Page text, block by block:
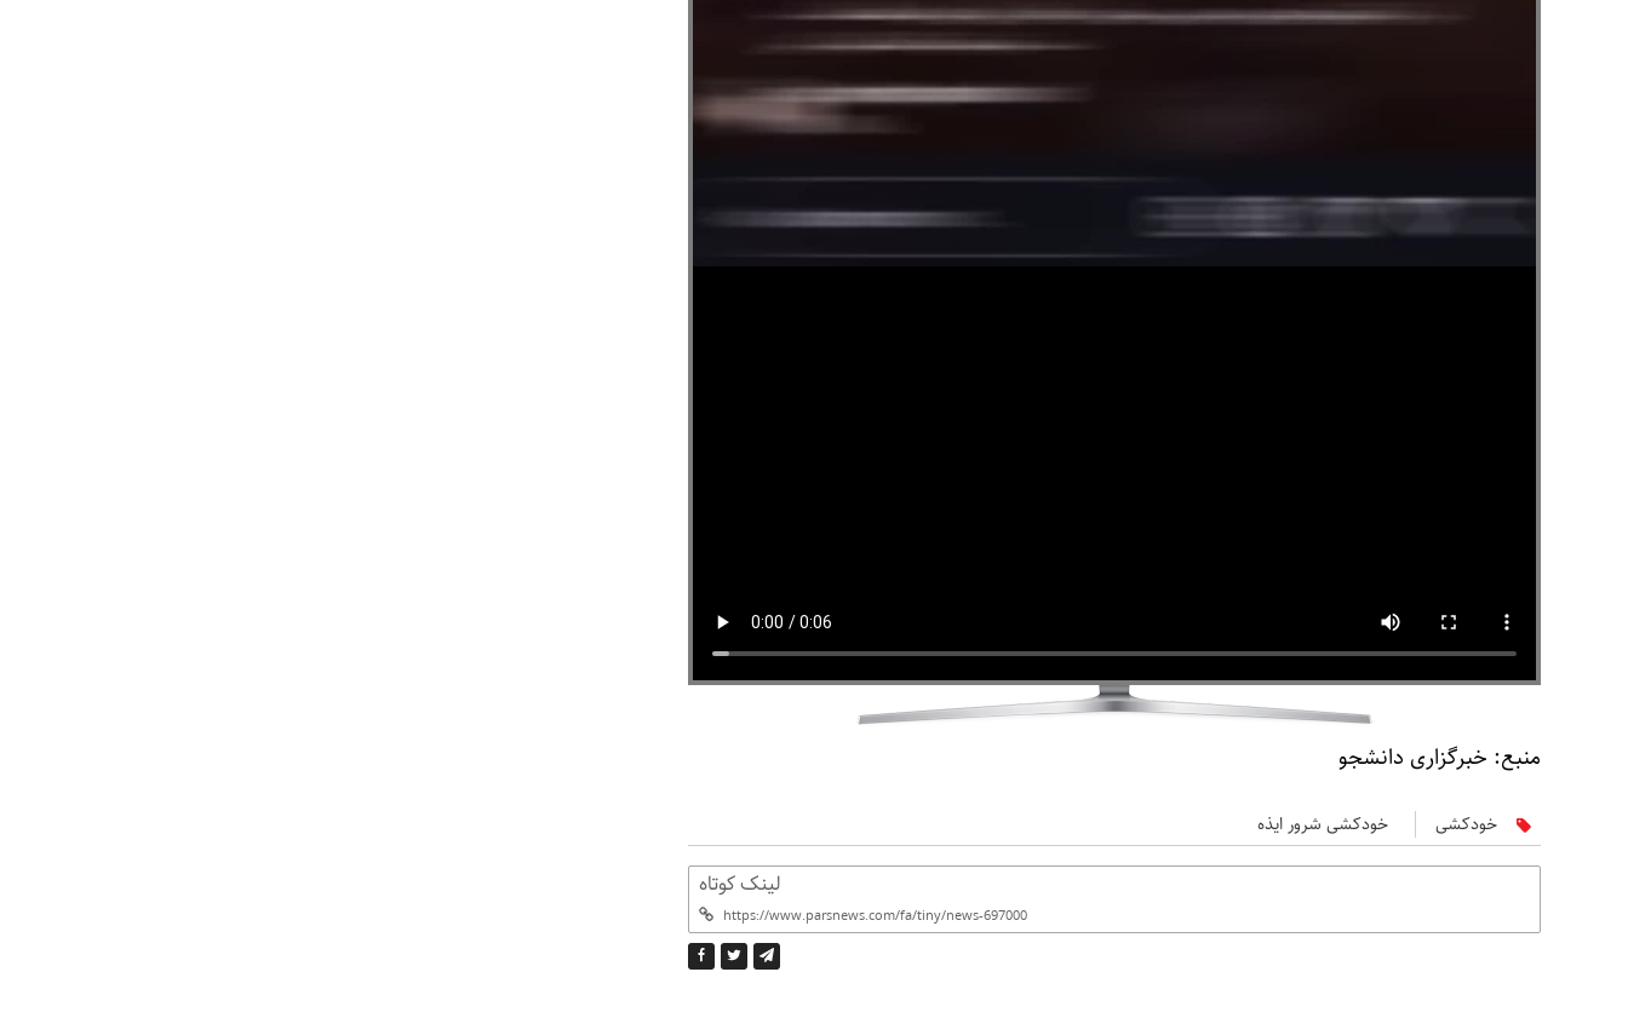
منبع: خبرگزاری دانشجو
خودکشی خودکشی شرور ایذه
لینک کوتاه